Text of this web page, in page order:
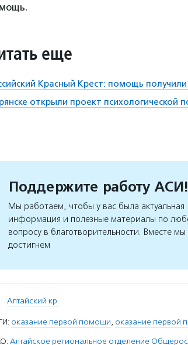
еще
Красный Крест: помощь
открыли проект
Поддержите работу АСИ!
Мы работаем, чтобы у вас была актуальная
информация и полезные материалы по
вопросу в благотворительности. Вместе мы
достигнем
Алтайский кр.
оказание первой помощи, оказание первой
Алтайское региональное отделение